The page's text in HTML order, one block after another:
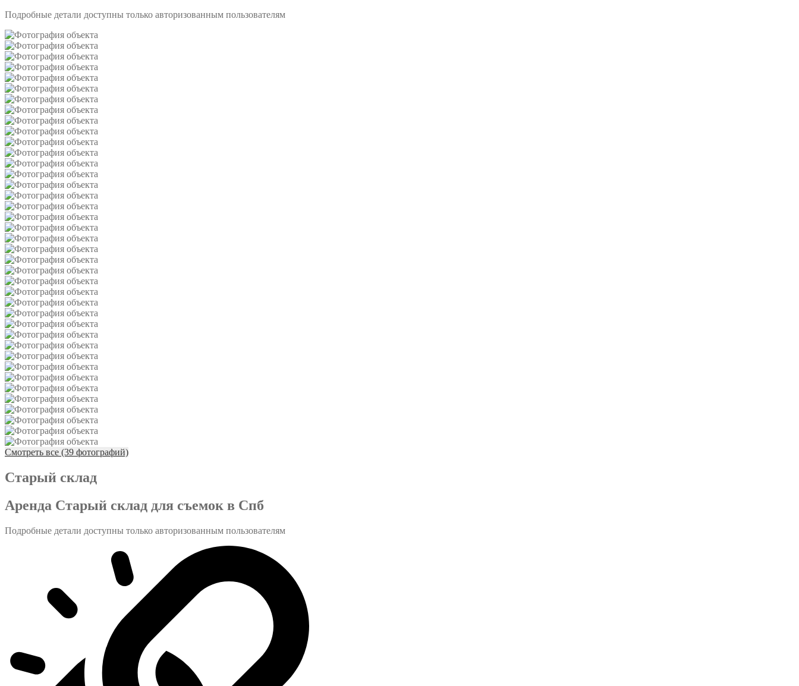
Подробные детали доступны только авторизованным пользователям
Смотреть все (39 фотографий)
Старый склад
Аренда Старый склад для съемок в Спб
Подробные детали доступны только авторизованным пользователям